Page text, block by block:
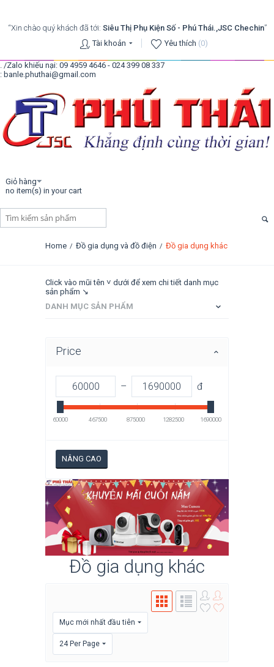
“Xin chào quý khách đã tới: Siêu Thị Phụ Kiện Số - Phú Thái.,JSC Chechin”
Tài khoản
Yêu thích (0)
. /Zalo khiếu nại: 09 4959 4646 - 024 399 08 337
: banle.phuthai@gmail.com
Giỏ hàng
no item(s) in your cart
Home / Đồ gia dụng và đồ điện / Đồ gia dụng khác
Click vào mũi tên ˅ dưới để xem chi tiết danh mục
sản phẩm ↘
DANH MỤC SẢN PHẨM
Price
– đ
60000 467500 875000 1282500 1690000
NÂNG CAO
Đồ gia dụng khác
Mục mới nhất đầu tiên
24 Per Page